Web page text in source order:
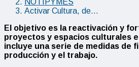
Activar Cultura, de…
El objetivo es la reactivación y
proyectos y espacios culturales
incluye una serie de medidas de
producción y el trabajo.